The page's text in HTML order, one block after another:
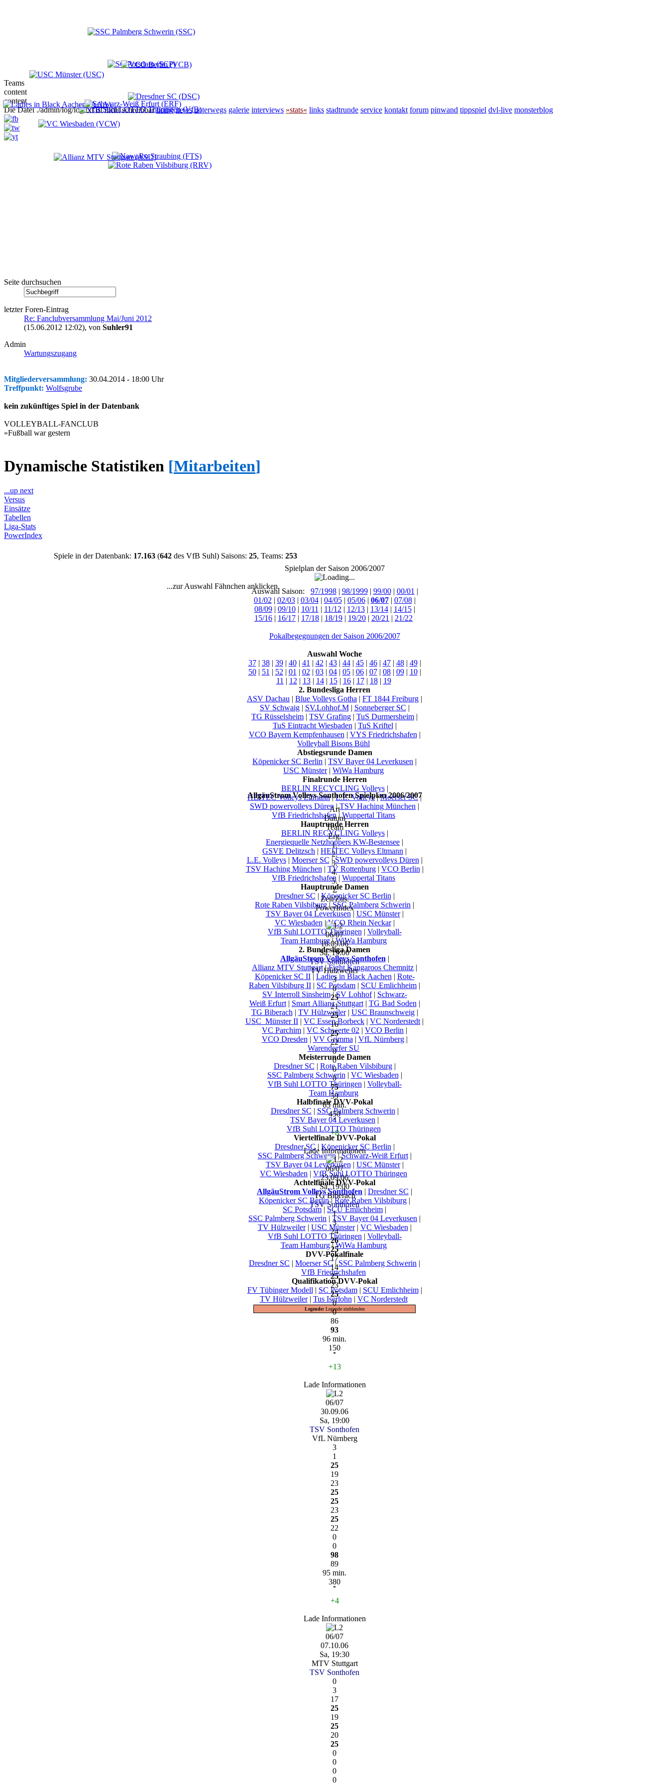
Teams
content
content
Die Datei ./admin/log/log.txt ist nicht schreibbarhome news unterwegs galerie interviews »stats« links stadtrunde service kontakt forum pinwand tippspiel dvl-live monsterblog
Seite durchsuchen
letzter Foren-Eintrag
Re: Fanclubversammlung Mai/Juni 2012
(15.06.2012 12:02), von Suhler91
Admin
Wartungszugang
Mitgliederversammlung: 30.04.2014 - 18:00 Uhr
Treffpunkt: Wolfsgrube
kein zukünftiges Spiel in der Datenbank
VOLLEYBALL-FANCLUB
»Fußball war gestern
Dynamische Statistiken [Mitarbeiten]
...up next
Versus
Einsätze
Tabellen
Liga-Stats
PowerIndex
Spiele in der Datenbank: 17.163(642des VfB Suhl) Saisons: 25, Teams: 253
Spielplan der Saison 2006/2007
...zur Auswahl Fähnchen anklicken.
Auswahl Saison: 97/1998| 98/1999| 99/00| 00/01 |
01/02 | 02/03| 03/04| 04/05| 05/06| 06/07| 07/08|
08/09| 09/10| 10/11 | 11/12 | 12/13| 13/14| 14/15|
15/16 | 16/17 | 17/18 | 18/19 | 19/20 | 20/21 | 21/22
Pokalbegegnungen der Saison 2006/2007
Auswahl Woche
37| 38| 39| 40| 41 | 42 | 43| 44| 45| 46| 47| 48| 49|
50| 51 | 52 | 01 | 02 | 03| 04| 05| 06| 07| 08| 09| 10|
11 | 12 | 13| 14| 15| 16| 17| 18| 19
2. Bundesliga Herren
ASV Dachau | Blue Volleys Gotha | FT 1844 Freiburg |
SV Schwaig| SV.Lohhof.M| Sonneberger SC |
TG Rüsselsheim | TSV Grafing | TuS Durmersheim |
TuS Eintracht Wiesbaden | TuS Kriftel |
VCO Bayern Kempfenhausen | VYS Friedrichshafen |
Volleyball Bisons Bühl
Abstiegsrunde Damen
Köpenicker SC Berlin | TSV Bayer 04 Leverkusen |
USC Münster| WiWa Hamburg
Finalrunde Herren
BERLIN RECYCLING Volleys|
HEITEC Volleys Eltmann|L.E. Volleys|Moerser SC|
SWD powervolleys Düren |TSV Haching München |
VfB Friedrichshafen|Wuppertal Titans
Hauptrunde Herren
BERLIN RECYCLING Volleys|
Energiequelle Netzhoppers KW-Bestensee |
GSVE Delitzsch | HEITEC Volleys Eltmann |
L.E. Volleys| Moerser SC |SWD powervolleys Düren |
TSV Haching München | TV Rottenburg| VCO Berlin |
VfB Friedrichshafen | Wuppertal Titans
Hauptrunde Damen
Dresdner SC | Köpenicker SC Berlin |
Rote Raben Vilsbiburg|SSC Palmberg Schwerin |
TSV Bayer 04 Leverkusen | USC Münster|
VC Wiesbaden |VCO Rhein Neckar|
VfB Suhl LOTTO Thüringen | Volleyball-
Team Hamburg|WiWa Hamburg
2. Bundesliga Damen
AllgäuStrom Volleys Sonthofen |
Allianz MTV Stuttgart|Fight.Kangaroos Chemnitz |
Köpenicker SC II| Ladies in Black Aachen | Rote-
Raben Vilsbiburg II | SC Potsdam | SCU Emlichheim |
SV Interroll Sinsheim|SV Lohhof| Schwarz-
Weiß Erfurt| Smart Allianz Stuttgart| TG Bad Soden |
TG Biberach | TV Hülzweiler| USC Braunschweig|
USC_Münster II | VC Essen Borbeck | VC Norderstedt |
VC Parchim | VC Schwerte 02 | VCO Berlin |
VCO Dresden | VV Grimma | VfL Nürnberg|
Warendorfer SU
Meisterrunde Damen
Dresdner SC | Rote Raben Vilsbiburg|
SSC Palmberg Schwerin | VC Wiesbaden |
VfB Suhl LOTTO Thüringen | Volleyball-
Team Hamburg
Halbfinale DVV-Pokal
Dresdner SC | SSC Palmberg Schwerin |
TSV Bayer 04 Leverkusen |
VfB Suhl LOTTO Thüringen
Viertelfinale DVV-Pokal
Dresdner SC| Köpenicker SC Berlin |
SSC Palmberg Schwerin|Schwarz-Weiß Erfurt|
TSV Bayer 04 Leverkusen | USC Münster|
VC Wiesbaden | VfB Suhl LOTTO Thüringen
Achtelfinale DVV-Pokal
AllgäuStrom Volleys Sonthofen | Dresdner SC |
Köpenicker SC Berlin|Rote Raben Vilsbiburg |
SC Potsdam| SCU Emlichheim |
SSC Palmberg Schwerin | TSV Bayer 04 Leverkusen |
TV Hülzweiler| USC Münster| VC Wiesbaden |
VfB Suhl LOTTO Thüringen | Volleyball-
Team Hamburg|WiWa Hamburg
DVV-Pokalfinale
Dresdner SC | Moerser SC|SSC Palmberg Schwerin |
VfB Friedrichshafen
Qualifikation DVV-Pokal
FV Tübinger Modell | SC Potsdam| SCU Emlichheim|
TV Hülzweiler| Tus Iserlohn | VC Norderstedt
Legende: Legende einblenden
AllgäuStrom Volleys Sonthofen Spielplan 2006/2007
Art
Datum
Team
Erg.
1.
2.
3.
4.
5.
Σ
Zeit/Zus.
PowerIndex
06/07
16.09.06
Sa, 19:00
TSV Sonthofen
TV Hülzweiler
3
0
25
21
25
16
25
22
0
0
0
0
75
59
63 min.
450
+8
Lade Informationen
06/07
23.09.06
Sa, 19:00
TG Biberach
TSV Sonthofen
1
3
24
26
25
17
14
25
23
25
0
0
86
93
96 min.
150
+13
Lade Informationen
06/07
30.09.06
Sa, 19:00
TSV Sonthofen
VfL Nürnberg
3
1
25
19
23
25
25
23
25
22
0
0
98
89
95 min.
380
+4
Lade Informationen
06/07
07.10.06
Sa, 19:30
MTV Stuttgart
TSV Sonthofen
0
3
17
25
19
25
20
25
0
0
0
0